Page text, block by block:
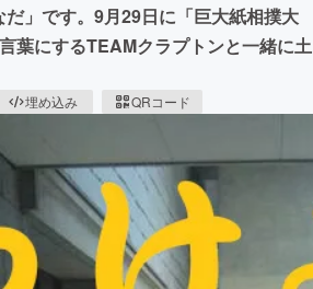
」です。9月29日に「巨大紙相撲大
葉にするTEAMクラプトンと一緒に土
埋め込み QRコード